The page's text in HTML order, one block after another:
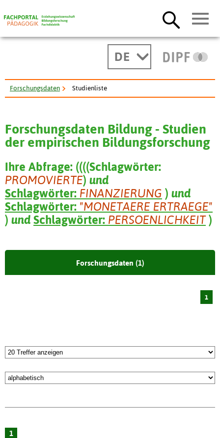
DE
Forschungsdaten Studienliste
Forschungsdaten Bildung - Studien
der empirischen Bildungsforschung
Ihre Abfrage: ((((Schlagwörter:
PROMOVIERTE) und
Schlagwörter: FINANZIERUNG ) und
Schlagwörter: "MONETAERE ERTRAEGE"
) und Schlagwörter: PERSOENLICHKEIT )
Forschungsdaten (1)
1
1